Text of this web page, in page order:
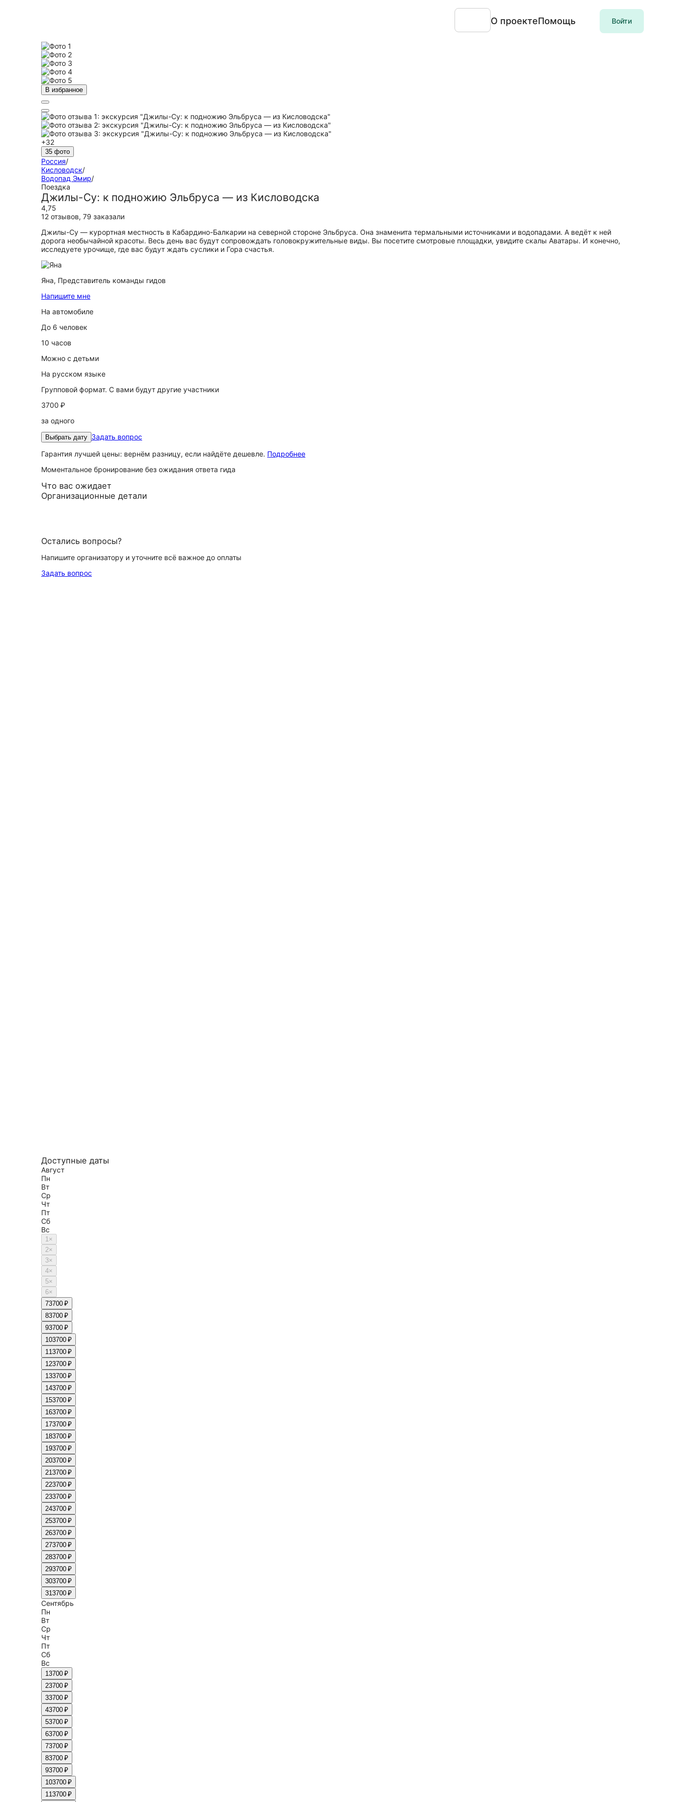
О проектеПомощь Войти
В избранное
+32
35 фото
Россия/
Кисловодск/
Водопад Эмир/
Поездка
Джилы-Су: к подножию Эльбруса — из Кисловодска
4,75
12 отзывов, 79 заказали
Джилы-Су — курортная местность в Кабардино-Балкарии на северной стороне Эльбруса. Она знаменита термальными источниками и водопадами. А ведёт к ней
дорога необычайной красоты. Весь день вас будут сопровождать головокружительные виды. Вы посетите смотровые площадки, увидите скалы Аватары. И конечно,
исследуете урочище, где вас будут ждать суслики и Гора счастья.
Яна, Представитель команды гидов
Напишите мне
На автомобиле
До 6 человек
10 часов
Можно с детьми
На русском языке
Групповой формат. С вами будут другие участники
3700 ₽
за одного
Выбрать дату Задать вопрос
Гарантия лучшей цены: вернём разницу, если найдёте дешевле. Подробнее
Моментальное бронирование без ожидания ответа гида
Что вас ожидает
Организационные детали
Остались вопросы?
Напишите организатору и уточните всё важное до оплаты
Задать вопрос
Доступные даты
Август
Пн
Вт
Ср
Чт
Пт
Сб
Вс
1×
2×
3×
4×
5×
6×
73700 ₽
83700 ₽
93700 ₽
103700 ₽
113700 ₽
123700 ₽
133700 ₽
143700 ₽
153700 ₽
163700 ₽
173700 ₽
183700 ₽
193700 ₽
203700 ₽
213700 ₽
223700 ₽
233700 ₽
243700 ₽
253700 ₽
263700 ₽
273700 ₽
283700 ₽
293700 ₽
303700 ₽
313700 ₽
Сентябрь
Пн
Вт
Ср
Чт
Пт
Сб
Вс
13700 ₽
23700 ₽
33700 ₽
43700 ₽
53700 ₽
63700 ₽
73700 ₽
83700 ₽
93700 ₽
103700 ₽
113700 ₽